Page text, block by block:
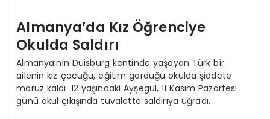
Almanya’da Kız Öğrenciye
Okulda Saldırı
Almanya’nın Duisburg kentinde yaşayan Türk bir
ailenin kız çocuğu, eğitim gördüğü okulda şiddete
maruz kaldı. 12 yaşındaki Ayşegül, 11 Kasım Pazartesi
günü okul çıkışında tuvalette saldırıya uğradı.